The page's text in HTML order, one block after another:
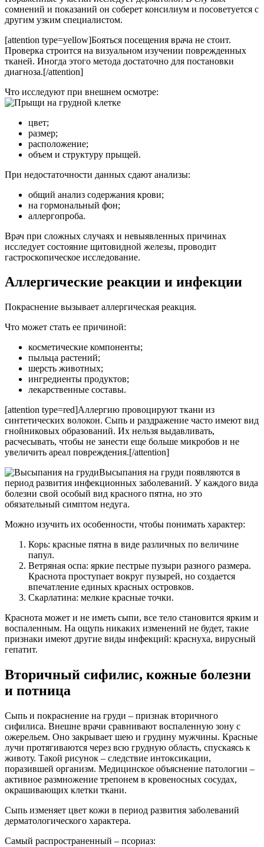
сомнений и показаний он соберет консилиум и посоветуется с
другим узким специалистом.
[attention type=yellow]Бояться посещения врача не стоит.
Проверка строится на визуальном изучении поврежденных
тканей. Иногда этого метода достаточно для постановки
диагноза.[/attention]
Что исследуют при внешнем осмотре:
цвет;
размер;
расположение;
объем и структуру прыщей.
При недостаточности данных сдают анализы:
общий анализ содержания крови;
на гормональный фон;
аллергопроба.
Врач при сложных случаях и невыявленных причинах
исследует состояние щитовидной железы, проводит
гастроскопическое исследование.
Аллергические реакции и инфекции
Покраснение вызывает аллергическая реакция.
Что может стать ее причиной:
косметические компоненты;
пыльца растений;
шерсть животных;
ингредиенты продуктов;
лекарственные составы.
[attention type=red]Аллергию провоцируют ткани из
синтетических волокон. Сыпь и раздражение часто имеют вид
гнойниковых образований. Их нельзя выдавливать,
расчесывать, чтобы не занести еще больше микробов и не
увеличить ареал повреждения.[/attention]
Высыпания на груди появляются в
период развития инфекционных заболеваний. У каждого вида
болезни свой особый вид красного пятна, но это
обязательный симптом недуга.
Можно изучить их особенности, чтобы понимать характер:
Корь: красные пятна в виде различных по величине
папул.
Ветряная оспа: яркие пестрые пузыри разного размера.
Краснота проступает вокруг пузырей, но создается
впечатление единых красных островков.
Скарлатина: мелкие красные точки.
Краснота может и не иметь сыпи, все тело становится ярким и
воспаленным. На ощупь никаких изменений не будет, такие
признаки имеют другие виды инфекций: краснуха, вирусный
гепатит.
Вторичный сифилис, кожные болезни
и потница
Сыпь и покраснение на груди – признак вторичного
сифилиса. Внешне врачи сравнивают воспаленную зону с
ожерельем. Оно закрывает шею и грудину мужчины. Красные
лучи протягиваются через всю грудную область, спускаясь к
животу. Такой рисунок – следствие интоксикации,
поразившей организм. Медицинское объяснение патологии –
активное размножение трепонем в кровеносных сосудах,
окрашивающих клетки ткани.
Сыпь изменяет цвет кожи в период развития заболеваний
дерматологического характера.
Самый распространенный – псориаз: